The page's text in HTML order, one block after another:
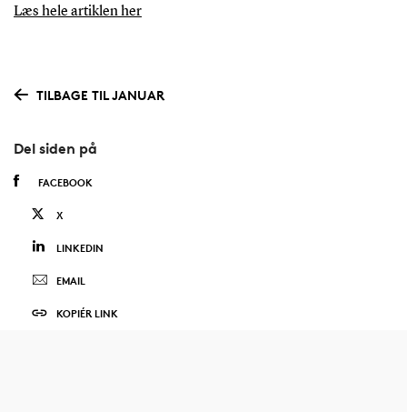
Læs hele artiklen her
TILBAGE TIL JANUAR
Del siden på
FACEBOOK
X
LINKEDIN
EMAIL
KOPIÉR LINK